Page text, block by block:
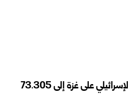
ارتفاع ضحايا العدوان الإسرائيلي على غزة إلى 73.305